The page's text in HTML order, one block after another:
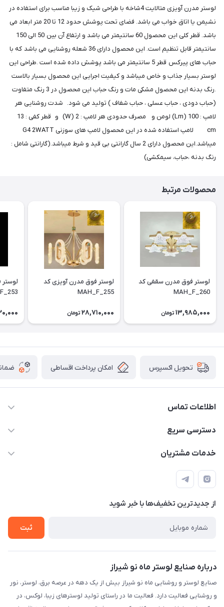
لوستر مدرن آویزی متالایت 4شاخه با طراحی شیک و زیبا مناسب برای استفاده در
نشیمن یا اتاق خواب می باشد. فضای تحت پوشش حدود 12 تا 20 متر ابعاد می
باشد. قطر کلی این محصول 60 سانتیمتر می باشد و ارتفاع آن بین 50 الی 150
سانتیمتر قابل تنظیم است. این محصول دارای 36 شعله روشنایی می باشد که با
حباب های پیرکس قطر 5 سانتیمتر می باشد پوشش داده شده است .طراحی این
لوستر بسیار جذاب و خاص میباشد و کیفیت اجرایی این محصول بسیار بالاست
.رنگ بدنه این محصول مشکی مات و رنگ حباب این محصول در 3 رنگ متفاوت
(حباب دودی ، حباب عسلی ، حباب شفاف ) تولید می شود. شدت روشنایی هر
لامپ : 100 (Lm) لومن و مصرف حدودی هر لامپ : 2 (W) و قطر کفی : 13
cm لامپ استفاده شده در این محصول لامپ های سوزنی G4 2WATT
میباشد.این محصول دارای 2 سال گارانتی بی قید و شرط میباشد.(گارانتی شامل :
رنگ بدنه ،حباب، سیمکشی)
محصولات مرتبط
لوستر فوق مدرن سقفی کد
MAH_F_260
13,985,000 تومان
لوستر فوق مدرن آویزی کد
MAH_F_255
28,710,000 تومان
تحویل اکسپرس امکان پرداخت اقساطی
اطلاعات تماس
09171115348
طبقه همکف واحد 131
دسترسی سریع
مجله فروشگاه
درباره ما
تماس با ما
خدمات مشتریان
قوانین و مقررات
حریم خصوصی
راهنما
از جدید‌ترین تخفیف‌ها با‌ خبر شوید
ثبت
درباره صنایع لوستر ماه نو شیراز
صنایع لوستر و روشنایی ماه نو شیراز بیش از یک دهه در عرصه برق، لوستر، نور
و روشنایی فعالیت دارد. فعالیت ما در راستای تولید لوسترهای زیبا، لوکس، در